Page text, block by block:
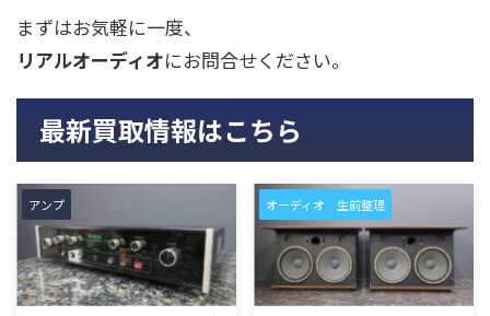
まずはお気軽に一度、
リアルオーディオにお問合せください。
最新買取情報はこちら
アンプ オーディオ 生前整理